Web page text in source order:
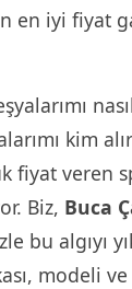
en iyi fiyat
kim
fiyat veren
Biz, Buca
bu algıyı
modeli